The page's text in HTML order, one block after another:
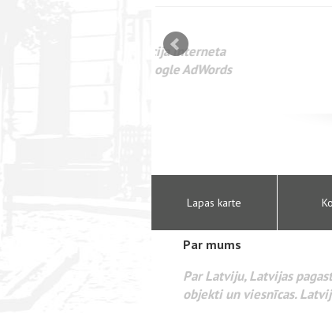
Lapas karte
Par mums
Par Latviju, Latvijas
objekti un viesnīcas.